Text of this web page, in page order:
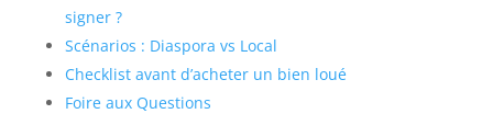
signer ?
Scénarios : Diaspora vs Local
Checklist avant d’acheter un bien loué
Foire aux Questions